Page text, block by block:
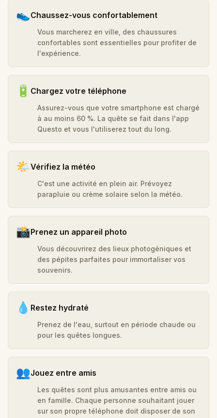
👟Chaussez-vous confortablement
Vous marcherez en ville, des chaussures
confortables sont essentielles pour profiter de
l'expérience.
🔋 Chargez votre téléphone
Assurez-vous que votre smartphone est chargé
à au moins 60 %. La quête se fait dans l'app
Questo et vous l'utiliserez tout du long.
🌤️Vérifiez la météo
C'est une activité en plein air. Prévoyez
parapluie ou crème solaire selon la météo.
📸Prenez un appareil photo
Vous découvrirez des lieux photogéniques et
des pépites parfaites pour immortaliser vos
souvenirs.
💧 Restez hydraté
Prenez de l'eau, surtout en période chaude ou
pour les quêtes longues.
👥Jouez entre amis
Les quêtes sont plus amusantes entre amis ou
en famille. Chaque personne souhaitant jouer
sur son propre téléphone doit disposer de son